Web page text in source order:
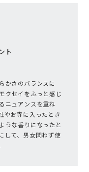
ト
かさのバランスに
クセイをふっと感じ
ニュアンスを重ね
やお寺に入ったとき
うな香りになったと
して、男女問わず使